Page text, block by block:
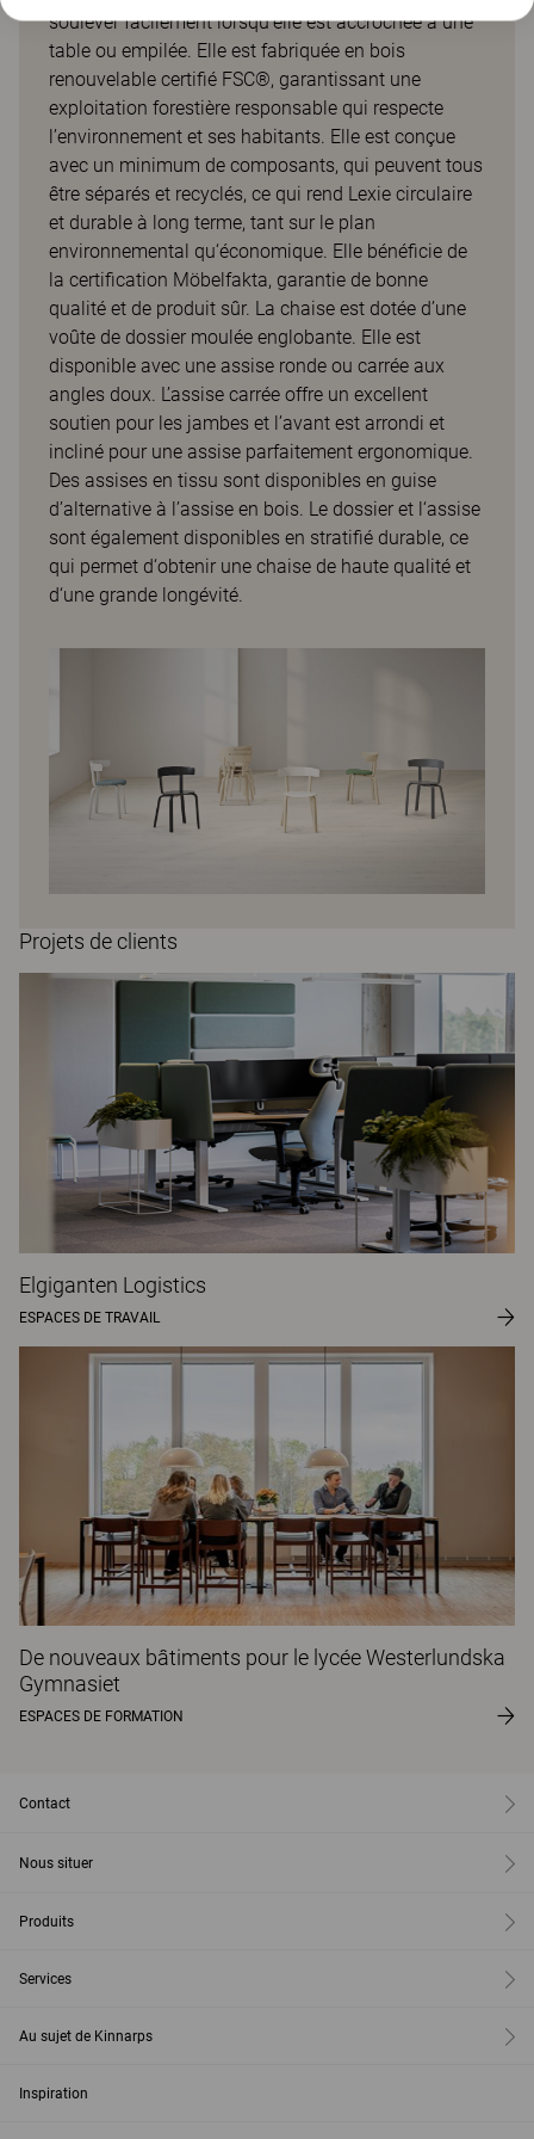
soulever facilement lorsqu’elle est accrochée à une
table ou empilée. Elle est fabriquée en bois
renouvelable certifié FSC®, garantissant une
exploitation forestière responsable qui respecte
l’environnement et ses habitants. Elle est conçue
avec un minimum de composants, qui peuvent tous
être séparés et recyclés, ce qui rend Lexie circulaire
et durable à long terme, tant sur le plan
environnemental qu‘économique. Elle bénéficie de
la certification Möbelfakta, garantie de bonne
qualité et de produit sûr. La chaise est dotée d’une
voûte de dossier moulée englobante. Elle est
disponible avec une assise ronde ou carrée aux
angles doux. L’assise carrée offre un excellent
soutien pour les jambes et l’avant est arrondi et
incliné pour une assise parfaitement ergonomique.
Des assises en tissu sont disponibles en guise
d’alternative à l’assise en bois. Le dossier et l‘assise
sont également disponibles en stratifié durable, ce
qui permet d‘obtenir une chaise de haute qualité et
d‘une grande longévité.
Projets de clients
Elgiganten Logistics
ESPACES DE TRAVAIL
De nouveaux bâtiments pour le lycée Westerlundska
Gymnasiet
ESPACES DE FORMATION
Contact
Nous situer
Produits
Services
Au sujet de Kinnarps
Inspiration